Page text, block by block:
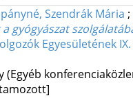
Szendrák Mária ;
gyógyászat
Egyesületének
(Egyéb